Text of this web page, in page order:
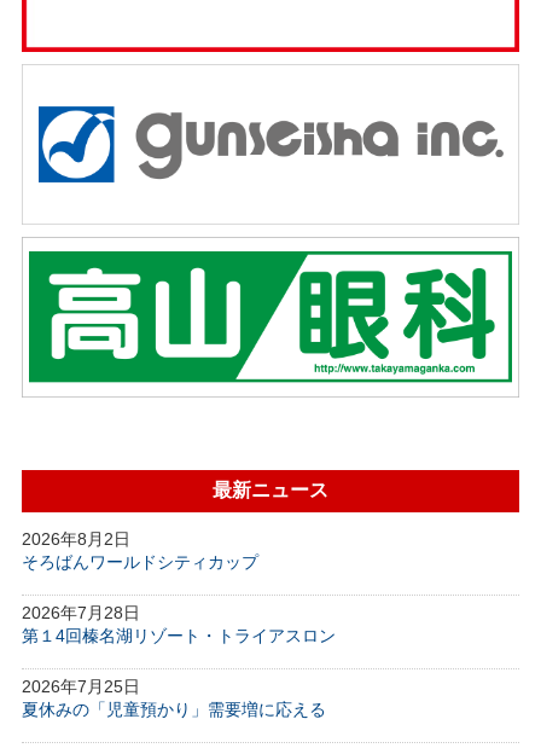
最新ニュース
2026年8月2日
そろばんワールドシティカップ
2026年7月28日
第１4回榛名湖リゾート・トライアスロン
2026年7月25日
夏休みの「児童預かり」需要増に応える